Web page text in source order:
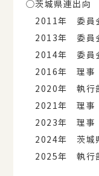
◯茨城県連出向
2011年 委員
2013年 委員
2014年 委員
2016年 理事
2020年 執行
2021年 理事
2023年 理事
2024年 茨城
2025年 執行